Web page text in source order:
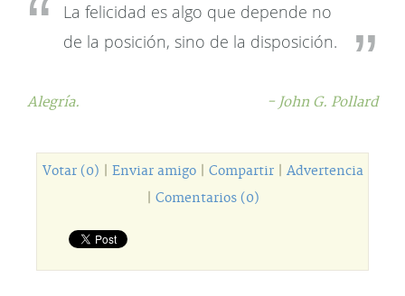
La felicidad es algo que depende no
de la posición, sino de la disposición.
Alegría. - John G. Pollard
Votar (0) Enviar amigo| Compartir| Advertencia
Comentarios (0)